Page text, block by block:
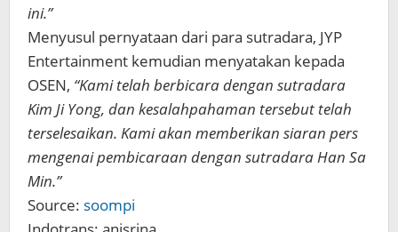
ini.”
Menyusul pernyataan dari para sutradara, JYP
Entertainment kemudian menyatakan kepada
OSEN, “Kami telah berbicara dengan sutradara
Kim Ji Yong, dan kesalahpahaman tersebut telah
terselesaikan. Kami akan memberikan siaran pers
mengenai pembicaraan dengan sutradara Han Sa
Min.”
Source: soompi